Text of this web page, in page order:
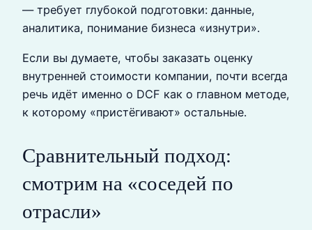
— требует глубокой подготовки: данные,
аналитика, понимание бизнеса «изнутри».
Если вы думаете, чтобы заказать оценку
внутренней стоимости компании, почти всегда
речь идёт именно о DCF как о главном методе,
к которому «пристёгивают» остальные.
Сравнительный подход:
смотрим на «соседей по
отрасли»